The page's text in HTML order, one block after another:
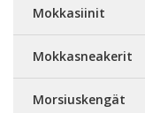
Mokkasiinit
Mokkasneakerit
Morsiuskengät